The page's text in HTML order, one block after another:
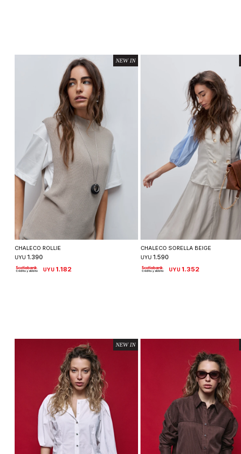
Seleccionar talle
CHALECO ROLLIE
UYU 1.390
UYU 1.182
Seleccionar talle
CHALECO SORELLA BEIGE
UYU 1.590
UYU 1.352